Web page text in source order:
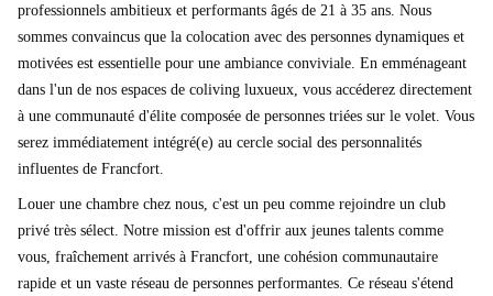
professionnels ambitieux et performants âgés de 21 à 35 ans. Nous
sommes convaincus que la colocation avec des personnes dynamiques et
motivées est essentielle pour une ambiance conviviale. En emménageant
dans l'un de nos espaces de coliving luxueux, vous accéderez directement
à une communauté d'élite composée de personnes triées sur le volet. Vous
serez immédiatement intégré(e) au cercle social des personnalités
influentes de Francfort.
Louer une chambre chez nous, c'est un peu comme rejoindre un club
privé très sélect. Notre mission est d'offrir aux jeunes talents comme
vous, fraîchement arrivés à Francfort, une cohésion communautaire
rapide et un vaste réseau de personnes performantes. Ce réseau s'étend